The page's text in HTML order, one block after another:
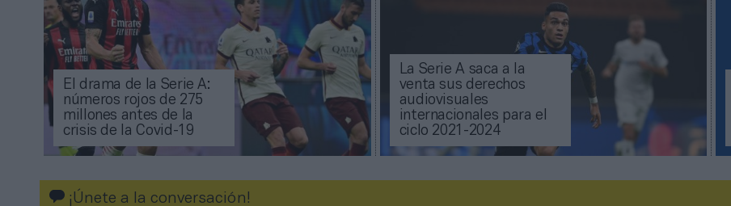
El drama de la Serie A:
números rojos de 275
millones antes de la
crisis de la Covid-19
La Serie A saca a la
venta sus derechos
audiovisuales
internacionales para el
ciclo 2021-2024
¡Únete a la conversación!